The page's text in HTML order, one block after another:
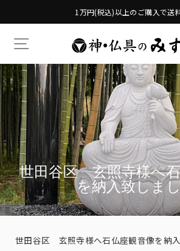
1万円(税込)以上のご購入で送
TRANSLATION MISSING:
世田谷区 玄照寺様へ
を納入致しま
世田谷区 玄照寺様へ石仏座観音像を納